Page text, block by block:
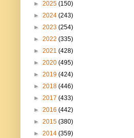
► 2025 (150)
► 2024 (243)
► 2023 (254)
► 2022 (335)
► 2021 (428)
► 2020 (495)
► 2019 (424)
► 2018 (446)
► 2017 (433)
► 2016 (442)
► 2015 (380)
► 2014 (359)